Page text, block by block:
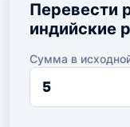
Перевести
индийские
Сумма в
Сумма
исходной